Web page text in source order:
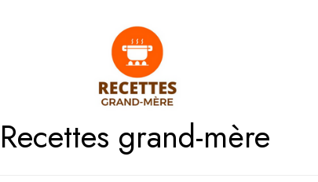
Recettes grand-mère